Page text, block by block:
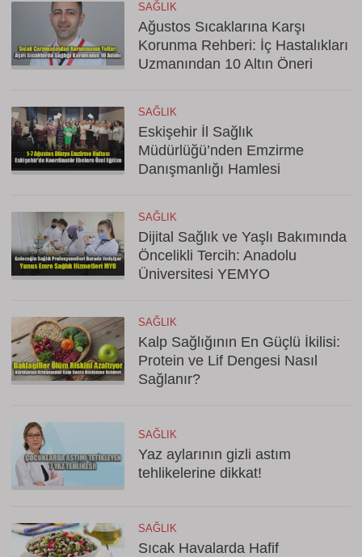
SAĞLIK
Ağustos Sıcaklarına Karşı
Korunma Rehberi: İç Hastalıkları
Uzmanından 10 Altın Öneri
SAĞLIK
Eskişehir İl Sağlık
Müdürlüğü’nden Emzirme
Danışmanlığı Hamlesi
SAĞLIK
Dijital Sağlık ve Yaşlı Bakımında
Öncelikli Tercih: Anadolu
Üniversitesi YEMYO
SAĞLIK
Kalp Sağlığının En Güçlü İkilisi:
Protein ve Lif Dengesi Nasıl
Sağlanır?
SAĞLIK
Yaz aylarının gizli astım
tehlikelerine dikkat!
SAĞLIK
Sıcak Havalarda Hafif